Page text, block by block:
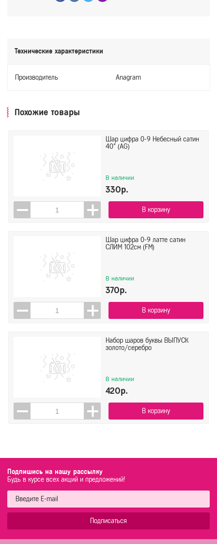
Технические характеристики
Производитель Anagram
Похожие товары
Шар цифра 0-9 Небесный сатин
40" (AG)
В наличии
330р.
В корзину
Шар цифра 0-9 латте сатин
СЛИМ 102см (FM)
В наличии
370р.
В корзину
Набор шаров буквы ВЫПУСК
золото/серебро
В наличии
420р.
В корзину
Подпишись на нашу рассылку
Будь в курсе всех акций и предложений!
Подписаться